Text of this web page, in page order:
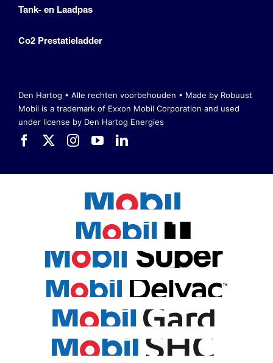
Tank- en Laadpas
Co2 Prestatieladder
Den Hartog • Alle rechten voorbehouden • Made by Robuust
Mobil is a trademark of Exxon Mobil Corporation and used
under license by Den Hartog Energies